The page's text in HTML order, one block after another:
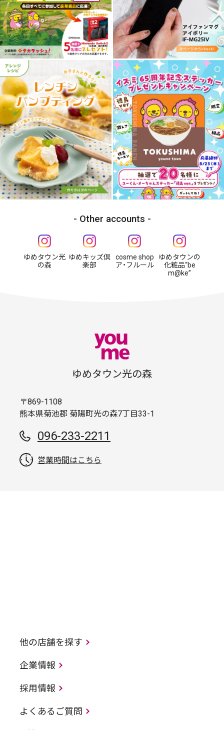
Other accounts
ゆめタウン光
の森
ゆめキッズ倶
楽部
cosme shop
ア・フルール
ゆめタウンの
化粧品“be
m@ke”
ゆめタウン光の森
〒869-1108
熊本県菊池郡 菊陽町光の森7丁目33-1
096-233-2211
営業時間はこちら
他の店舗を探す
企業情報
採用情報
よくあるご質問